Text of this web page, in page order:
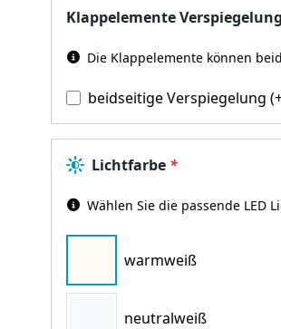
Klappelemente Verspiegelung
Die Klappelemente können
beidseitige Verspiegelung
Lichtfarbe *
Wählen Sie die passende LED
warmweiß
neutralweiß